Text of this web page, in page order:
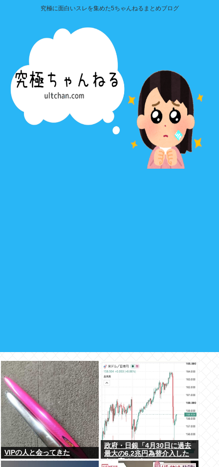
究極に面白いスレを集めた5ちゃんねるまとめブログ
VIPの人と会ってきた
政府・日銀「4月30日に過去
最大の6.2兆円為替介入した
よ！褒めてよ！」